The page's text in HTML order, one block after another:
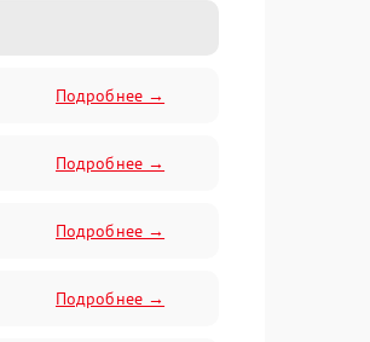
Подробнее →
Подробнее →
Подробнее →
Подробнее →